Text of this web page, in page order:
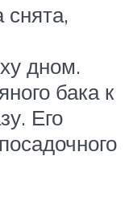
снята,
дном.
бака к
Его